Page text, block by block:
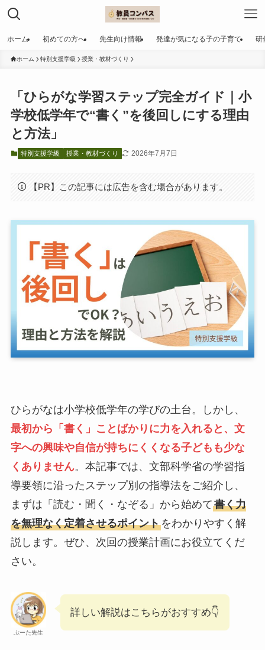
ホーム 初めての方へ 先生向け情報 発達が気になる子の子育て 研
ホーム 特別支援学級 授業・教材づくり
「ひらがな学習ステップ完全ガイド｜小
学校低学年で“書く”を後回しにする理由
と方法」
特別支援学級 授業・教材づくり 2026年7月7日
【PR】この記事には広告を含む場合があります。
ひらがなは小学校低学年の学びの土台。しかし、
最初から「書く」ことばかりに力を入れると、文
字への興味や自信が持ちにくくなる子どもも少な
くありません。本記事では、文部科学省の学習指
導要領に沿ったステップ別の指導法をご紹介し、
まずは「読む・聞く・なぞる」から始めて書く力
を無理なく定着させるポイントをわかりやすく解
説します。ぜひ、次回の授業計画にお役立てくだ
さい。
ぷーた先生
詳しい解説はこちらがおすすめ👇